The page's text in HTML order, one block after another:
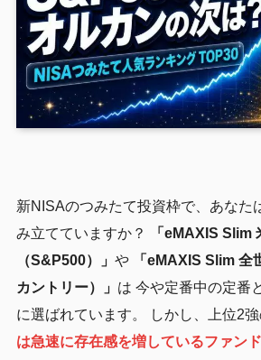
新NISAのつみたて投資枠で、あなた
み立てていますか？
「eMAXIS Slim
（S&P500）」 や
「eMAXIS Slim 全
カントリー）」 は 今や定番中の定番
に選ばれています。 しかし、上位2強
は急速に存在感を増しているファン